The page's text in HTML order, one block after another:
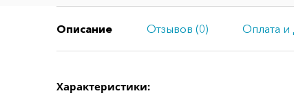
Описание Отзывов (0) Оплата и
Характеристики: